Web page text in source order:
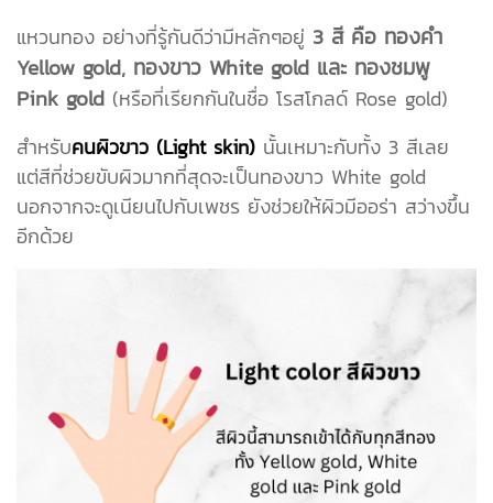
แหวนทอง อย่างที่รู้กันดีว่ามีหลักๆอยู่ 3 สี คือ ทองคำ
Yellow gold, ทองขาว White gold และ ทองชมพู
Pink gold (หรือที่เรียกกันในชื่อ โรสโกลด์ Rose gold)
สำหรับคนผิวขาว (Light skin) นั้นเหมาะกับทั้ง 3 สีเลย
แต่สีที่ช่วยขับผิวมากที่สุดจะเป็นทองขาว White gold
นอกจากจะดูเนียนไปกับเพชร ยังช่วยให้ผิวมีออร่า สว่างขึ้น
อีกด้วย